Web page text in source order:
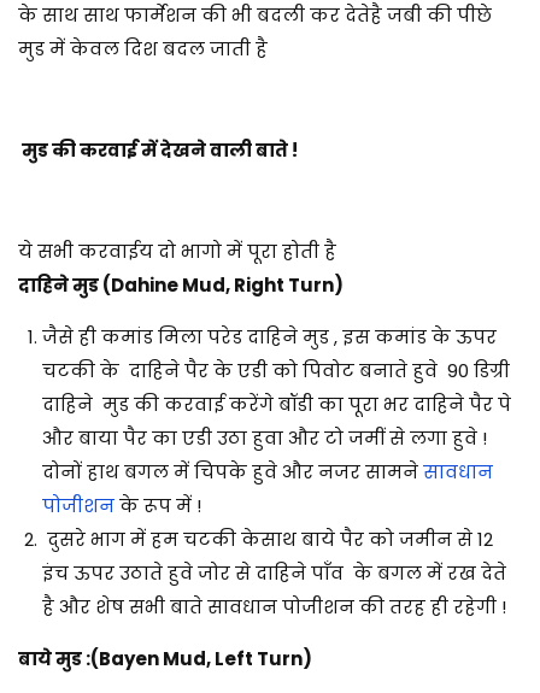
के साथ साथ फार्मेशन की भी बदली कर देतेहै जबी की पीछे
मुड में केवल दिश बदल जाती है
मुड की करवाई में देखने वाली बाते !
ये सभी करवाईय दो भागो में पूरा होती है
दाहिने मुड (Dahine Mud, Right Turn)
जैसे ही कमांड मिला परेड दाहिने मुड , इस कमांड के ऊपर
चटकी के दाहिने पैर के एडी को पिवोट बनाते हुवे 90 डिग्री
दाहिने मुड की करवाई करेंगे बॉडी का पूरा भर दाहिने पैर पे
और बाया पैर का एडी उठा हुवा और टो जमीं से लगा हुवे !
दोनों हाथ बगल में चिपके हुवे और नजर सामनेसावधान
पोजीशनके रूप में !
दुसरे भाग में हम चटकी केसाथ बाये पैर को जमीन से 12
इंच ऊपर उठाते हुवे जोर से दाहिने पाँव के बगल में रख देते
है और शेष सभी बाते सावधान पोजीशन की तरह ही रहेगी !
बाये मुड :(Bayen Mud, Left Turn)